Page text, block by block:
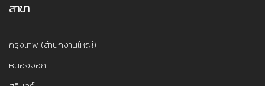
สาขา
กรุงเทพ (สำนักงานใหญ่)
หนองจอก